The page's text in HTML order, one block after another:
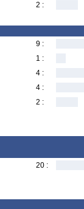
2 :
9 :
1 :
4 :
4 :
2 :
20 :